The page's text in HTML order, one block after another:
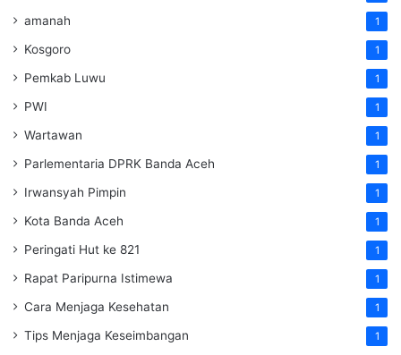
amanah 1
Kosgoro 1
Pemkab Luwu 1
PWI 1
Wartawan 1
Parlementaria DPRK Banda Aceh 1
Irwansyah Pimpin 1
Kota Banda Aceh 1
Peringati Hut ke 821 1
Rapat Paripurna Istimewa 1
Cara Menjaga Kesehatan 1
Tips Menjaga Keseimbangan 1